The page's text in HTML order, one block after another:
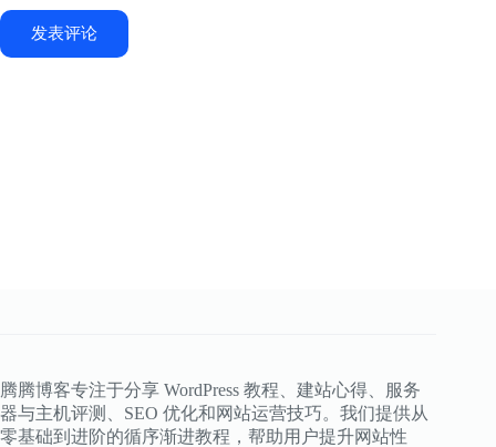
发表评论
腾腾博客专注于分享 WordPress 教程、建站心得、服务
器与主机评测、SEO 优化和网站运营技巧。我们提供从
零基础到进阶的循序渐进教程，帮助用户提升网站性